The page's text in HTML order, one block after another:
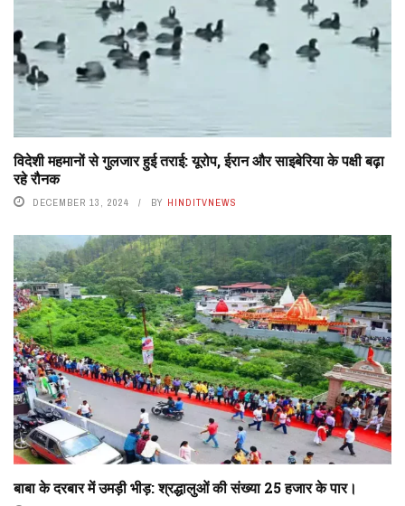
विदेशी महमानों से गुलजार हुई तराई: यूरोप, ईरान और साइबेरिया के पक्षी बढ़ा
रहे रौनक
DECEMBER 13, 2024 BY HINDITVNEWS
बाबा के दरबार में उमड़ी भीड़: श्रद्धालुओं की संख्या 25 हजार के पार।